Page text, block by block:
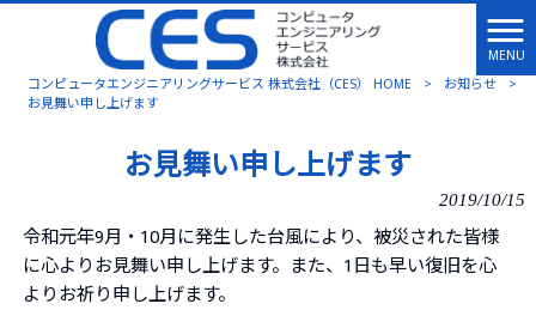
MENU
コンピュータエンジニアリングサービス 株式会社（CES） HOME
> お知らせ
>
お見舞い申し上げます
お見舞い申し上げます
2019/10/15
令和元年9月・10月に発生した台風により、被災された皆様
に心よりお見舞い申し上げます。また、1日も早い復旧を心
よりお祈り申し上げます。